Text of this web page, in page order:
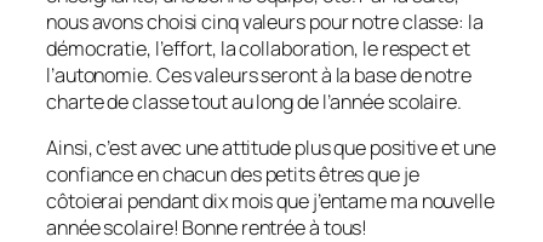
nous avons choisi cinq valeurs pour notre classe: la
démocratie, l’effort, la collaboration, le respect et
l’autonomie. Ces valeurs seront à la base de notre
charte de classe tout au long de l’année scolaire.
Ainsi, c’est avec une attitude plus que positive et une
confiance en chacun des petits êtres que je
côtoierai pendant dix mois que j’entame ma nouvelle
année scolaire! Bonne rentrée à tous!